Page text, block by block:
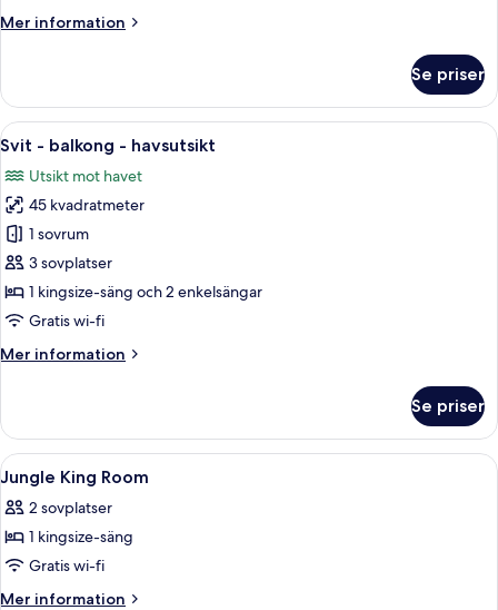
(with
Mer information
Mer
-
havsutsikt
-
(with
plunge
pool)
Se priser
Öppna
alla
foton
för
Svit
-
balkong
-
Ett sovrum med en stor säng, en
5
Svit - balkong - havsutsikt
Utsikt mot havet
45 kvadratmeter
1 sovrum
3 sovplatser
1 kingsize-säng och 2 enkelsängar
Gratis wi-fi
Mer information
Mer
-
balkong
-
havsutsikt
Se priser
Öppna
alla
foton
för
Jungle
King
Ett sovrum med en säng, sängbord,
4
Jungle King Room
2 sovplatser
1 kingsize-säng
Gratis wi-fi
Mer information
Mer